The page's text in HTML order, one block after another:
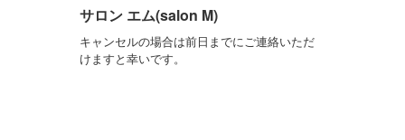
サロン エム(salon M)
キャンセルの場合は前日までにご連絡いただ
けますと幸いです。